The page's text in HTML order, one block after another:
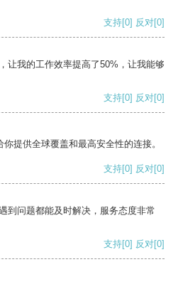
支持[0] 反对[0]
让我的工作效率提高了50%，让我能够
支持[0] 反对[0]
提供全球覆盖和最高安全性的连接。
支持[0] 反对[0]
到问题都能及时解决，服务态度非常
支持[0] 反对[0]